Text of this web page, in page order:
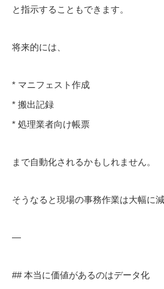
と指示することもできます。
将来的には、
* マニフェスト作成
* 搬出記録
* 処理業者向け帳票
まで自動化されるかもしれません。
そうなると現場の事務作業は大幅に減
—
## 本当に価値があるのはデータ化